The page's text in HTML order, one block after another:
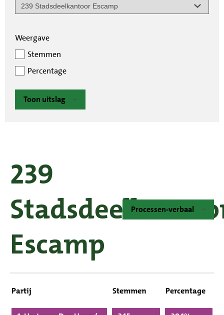
Weergave
Stemmen
Percentage
Toon uitslag
239
Escamp
Processen-verbaal
Partij Stemmen Percentage